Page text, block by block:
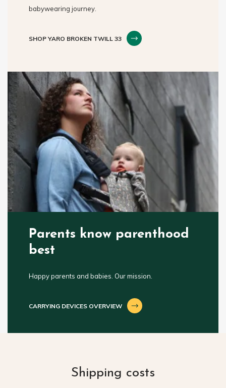
babywearing journey.
SHOP YARO BROKEN TWILL 33
Parents know parenthood
best
Happy parents and babies. Our mission.
CARRYING DEVICES OVERVIEW
Shipping costs